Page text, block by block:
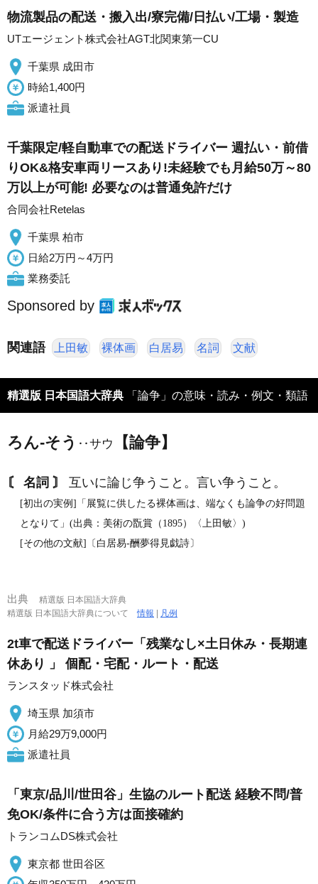
物流製品の配送・搬入出/寮完備/日払い/工場・製造
UTエージェント株式会社AGT北関東第一CU
千葉県 成田市
時給1,400円
派遣社員
千葉限定/軽自動車での配送ドライバー 週払い・前借
りOK&格安車両リースあり!未経験でも月給50万～80
万以上が可能! 必要なのは普通免許だけ
合同会社Retelas
千葉県 柏市
日給2万円～4万円
業務委託
Sponsored by
関連語 上田敏 裸体画 白居易 名詞 文献
精選版 日本国語大辞典 「論争」の意味・読み・例文・類語
ろん‐そう ‥サウ 【論争】
〘 名詞 〙 互いに論じ争うこと。言い争うこと。
[初出の実例]「展覧に供したる裸体画は、端なくも論争の好問題
となりて」(出典：美術の翫賞（1895）〈上田敏〉)
[その他の文献]〔白居易‐酬夢得見戯詩〕
出典
精選版 日本国語大辞典
精選版 日本国語大辞典について情報 | 凡例
2t車で配送ドライバー「残業なし×土日休み・長期連
休あり 」 個配・宅配・ルート・配送
ランスタッド株式会社
埼玉県 加須市
月給29万9,000円
派遣社員
「東京/品川/世田谷」生協のルート配送 経験不問/普
免OK/条件に合う方は面接確約
トランコムDS株式会社
東京都 世田谷区